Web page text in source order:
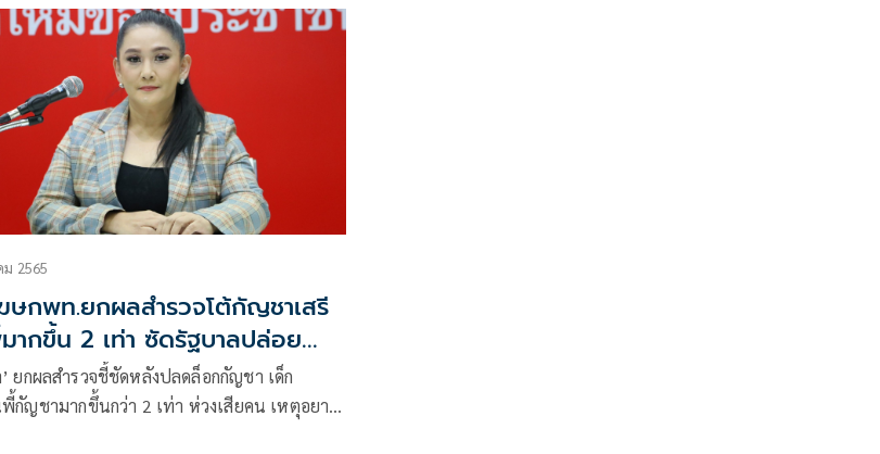
2565
ษกพท.ยกผลสำรวจโต้กัญชาเสรี
ากขึ้น 2 เท่า ซัดรัฐบาลปล่อย
เมือง
ยกผลสำรวจชี้ชัดหลังปลดล็อกกัญชา เด็ก
กัญชามากขึ้นกว่า 2 เท่า ห่วงเสียคน เหตุอยาก